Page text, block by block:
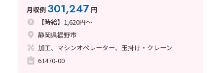
月収例 301,247 円
【時給】1,620円～
静岡県裾野市
加工、マシンオペレーター、玉掛け・クレーン
61470-00